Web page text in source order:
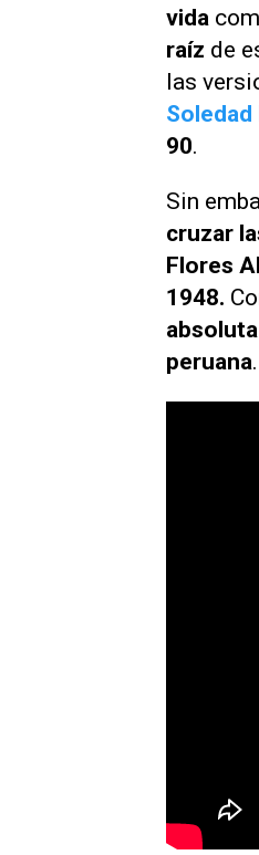
vida
raíz de
las
90.
Sin
cruzar
Flores
1948.
absoluta
peruana.